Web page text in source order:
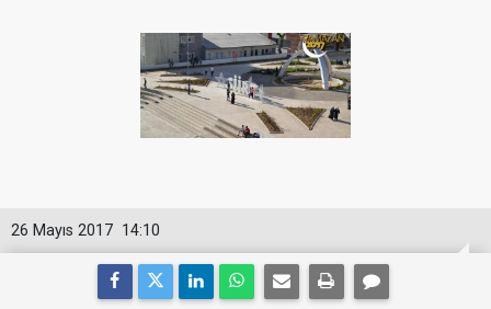
14:10
26 Mayıs 2017